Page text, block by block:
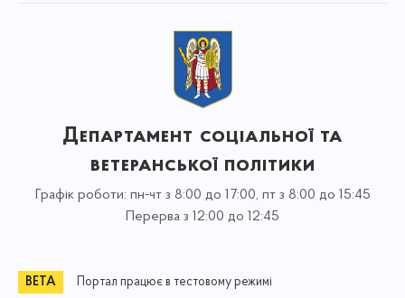
Департамент соціальної та
ветеранської політики
Графік роботи: пн-чт з 8:00 до 17:00, пт з 8:00 до 15:45
Перерва з 12:00 до 12:45
Портал працює в тестовому режимі